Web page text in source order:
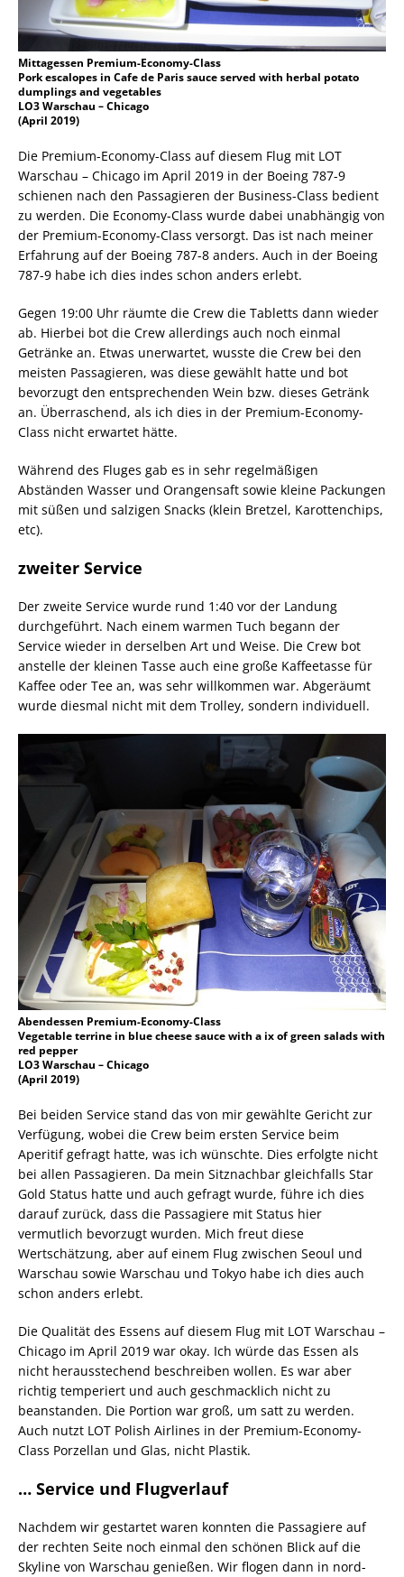
Mittagessen Premium-Economy-Class
Pork escalopes in Cafe de Paris sauce served with herbal potato
dumplings and vegetables
LO3 Warschau – Chicago
(April 2019)
Die Premium-Economy-Class auf diesem Flug mit LOT
Warschau – Chicago im April 2019 in der Boeing 787-9
schienen nach den Passagieren der Business-Class bedient
zu werden. Die Economy-Class wurde dabei unabhängig von
der Premium-Economy-Class versorgt. Das ist nach meiner
Erfahrung auf der Boeing 787-8 anders. Auch in der Boeing
787-9 habe ich dies indes schon anders erlebt.
Gegen 19:00 Uhr räumte die Crew die Tabletts dann wieder
ab. Hierbei bot die Crew allerdings auch noch einmal
Getränke an. Etwas unerwartet, wusste die Crew bei den
meisten Passagieren, was diese gewählt hatte und bot
bevorzugt den entsprechenden Wein bzw. dieses Getränk
an. Überraschend, als ich dies in der Premium-Economy-
Class nicht erwartet hätte.
Während des Fluges gab es in sehr regelmäßigen
Abständen Wasser und Orangensaft sowie kleine Packungen
mit süßen und salzigen Snacks (klein Bretzel, Karottenchips,
etc).
zweiter Service
Der zweite Service wurde rund 1:40 vor der Landung
durchgeführt. Nach einem warmen Tuch begann der
Service wieder in derselben Art und Weise. Die Crew bot
anstelle der kleinen Tasse auch eine große Kaffeetasse für
Kaffee oder Tee an, was sehr willkommen war. Abgeräumt
wurde diesmal nicht mit dem Trolley, sondern individuell.
Abendessen Premium-Economy-Class
Vegetable terrine in blue cheese sauce with a ix of green salads with
red pepper
LO3 Warschau – Chicago
(April 2019)
Bei beiden Service stand das von mir gewählte Gericht zur
Verfügung, wobei die Crew beim ersten Service beim
Aperitif gefragt hatte, was ich wünschte. Dies erfolgte nicht
bei allen Passagieren. Da mein Sitznachbar gleichfalls Star
Gold Status hatte und auch gefragt wurde, führe ich dies
darauf zurück, dass die Passagiere mit Status hier
vermutlich bevorzugt wurden. Mich freut diese
Wertschätzung, aber auf einem Flug zwischen Seoul und
Warschau sowie Warschau und Tokyo habe ich dies auch
schon anders erlebt.
Die Qualität des Essens auf diesem Flug mit LOT Warschau –
Chicago im April 2019 war okay. Ich würde das Essen als
nicht herausstechend beschreiben wollen. Es war aber
richtig temperiert und auch geschmacklich nicht zu
beanstanden. Die Portion war groß, um satt zu werden.
Auch nutzt LOT Polish Airlines in der Premium-Economy-
Class Porzellan und Glas, nicht Plastik.
… Service und Flugverlauf
Nachdem wir gestartet waren konnten die Passagiere auf
der rechten Seite noch einmal den schönen Blick auf die
Skyline von Warschau genießen. Wir flogen dann in nord-